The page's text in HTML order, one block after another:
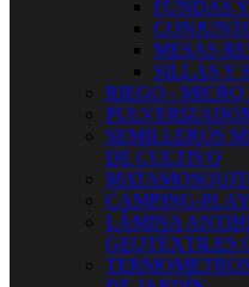
FUNDAS
MESAS
SILLAS Y
RIEGO - MICRO
SEMILLEROS
DE CULTIVO
CAMPING-
LÁMINA
GEOTÉXTILES